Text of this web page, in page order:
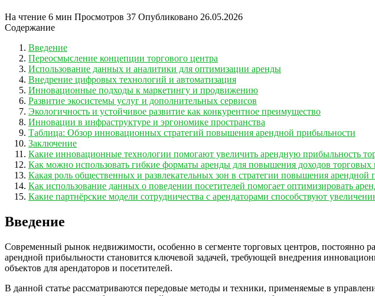
На чтение 6 мин Просмотров 37 Опубликовано 26.05.2026
Содержание
Введение
Переосмысление концепции торгового центра
Использование данных и аналитики для оптимизации аренды
Внедрение цифровых технологий и автоматизация
Инновационные подходы к маркетингу и продвижению
Развитие экосистемы услуг и дополнительных сервисов
Экологичность и устойчивое развитие как конкурентное преимущество
Инновации в инфраструктуре и эргономике пространства
Таблица: Обзор инновационных стратегий повышения арендной прибыльности
Заключение
Какие инновационные технологии помогают увеличить арендную прибыльность
Как можно использовать гибкие форматы аренды для повышения доходов торговых
Какая роль общественных и развлекательных зон в стратегии повышения арендной
Как использование данных о поведении посетителей помогает оптимизировать
Какие партнёрские модели сотрудничества с арендаторами способствуют
Введение
Современный рынок недвижимости, особенно в сегменте торговых центров, постоянно
арендной прибыльности становится ключевой задачей, требующей внедрения
объектов для арендаторов и посетителей.
В данной статье рассматриваются передовые методы и техники, применяемые в